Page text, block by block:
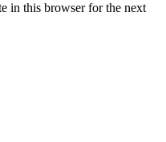
in this browser for the next